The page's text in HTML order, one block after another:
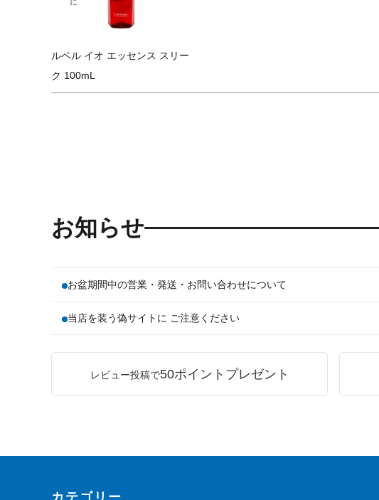
ルベル イオ エッセンス スリー
ク 100mL
お知らせ
お盆期間中の営業・発送・お問い合わせについて
当店を装う偽サイトに ご注意ください
レビュー投稿で50ポイントプレゼント